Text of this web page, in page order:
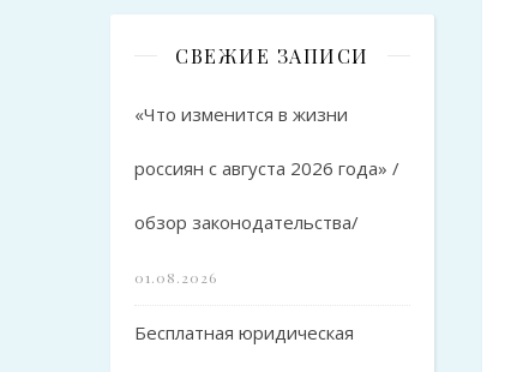
СВЕЖИЕ ЗАПИСИ
«Что изменится в жизни
россиян с августа 2026 года» /
обзор законодательства/
01.08.2026
Бесплатная юридическая